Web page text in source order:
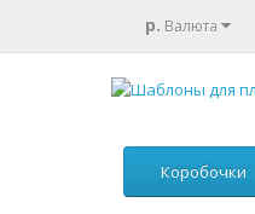
р. Валюта
Коробочки